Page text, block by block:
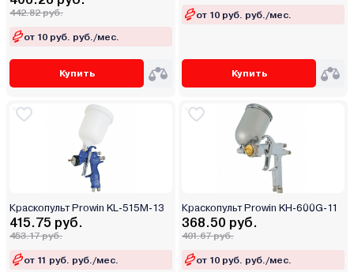
442.82 руб.
от 10 руб. руб./мес.
Купить
от 10 руб. руб./мес.
Купить
Краскопульт Prowin KL-515M-13
415.75 руб.
453.17 руб.
от 11 руб. руб./мес.
Краскопульт Prowin KH-600G-11
368.50 руб.
401.67 руб.
от 10 руб. руб./мес.